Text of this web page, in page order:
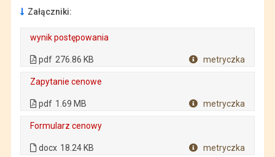
Załączniki:
wynik postępowania
pdf 276.86 KB metryczka
Zapytanie cenowe
pdf 1.69 MB metryczka
Formularz cenowy
docx 18.24 KB metryczka